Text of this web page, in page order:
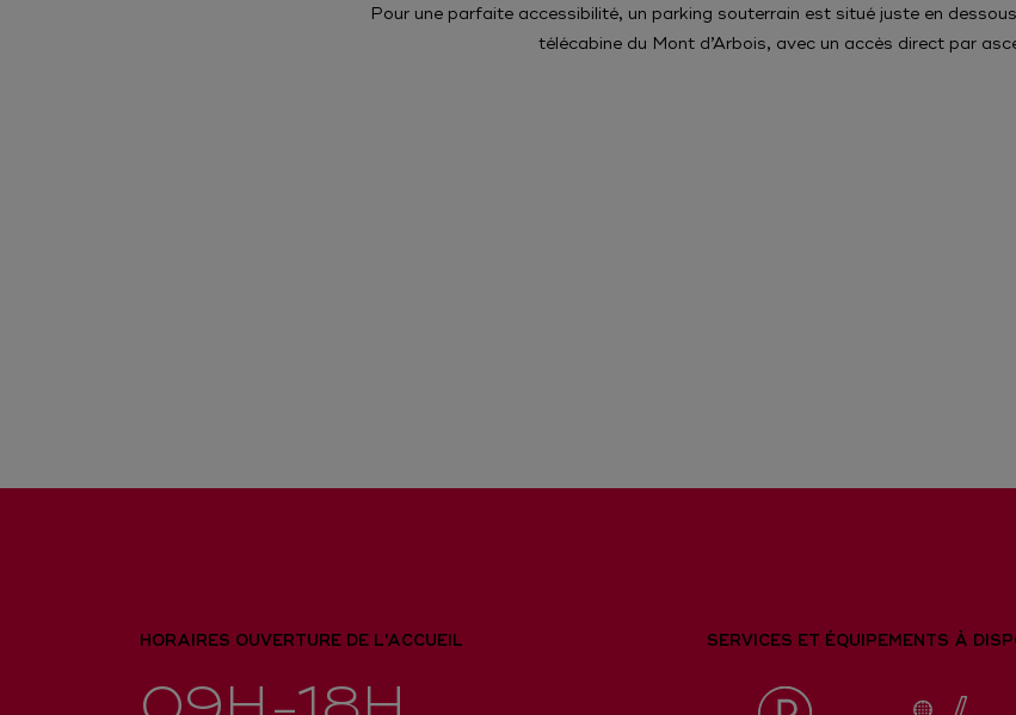
Pour une parfaite accessibilité, un parking souterrain est situé juste en
télécabine du Mont d’Arbois, avec un accès direct par
HORAIRES OUVERTURE DE L'ACCUEIL SERVICES ET ÉQUIPEMENTS À